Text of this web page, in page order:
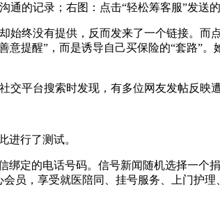
通的记录；右图：点击“轻松筹客服”发送
终没有提供，反而发来了一个链接。而
提醒”，而是诱导自己买保险的“套路”
平台搜索时发现，有多位网友发帖反映
进行了测试。
定的电话号码。信号新闻随机选择一个
员，享受就医陪同、挂号服务、上门护